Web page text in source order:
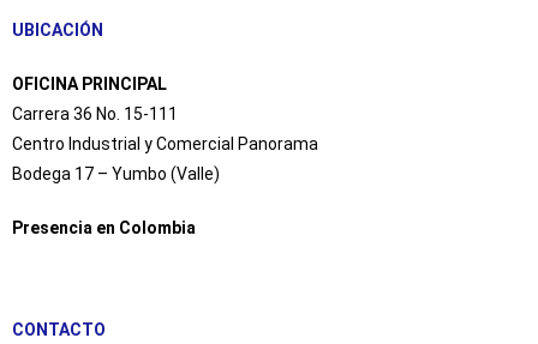
UBICACIÓN
OFICINA PRINCIPAL
Carrera 36 No. 15-111
Centro Industrial y Comercial Panorama
Bodega 17 – Yumbo (Valle)
Presencia en Colombia
CONTACTO